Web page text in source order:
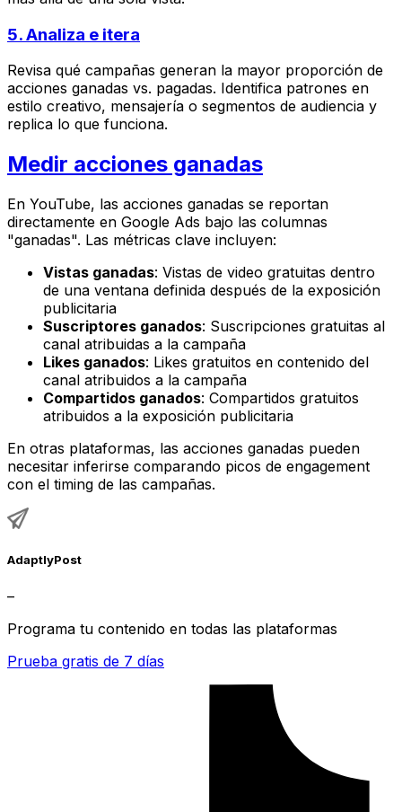
5. Analiza e itera
Revisa qué campañas generan la mayor proporción de
acciones ganadas vs. pagadas. Identifica patrones en
estilo creativo, mensajería o segmentos de audiencia y
replica lo que funciona.
Medir acciones ganadas
En YouTube, las acciones ganadas se reportan
directamente en Google Ads bajo las columnas
"ganadas". Las métricas clave incluyen:
Vistas ganadas: Vistas de video gratuitas dentro
de una ventana definida después de la exposición
publicitaria
Suscriptores ganados: Suscripciones gratuitas al
canal atribuidas a la campaña
Likes ganados: Likes gratuitos en contenido del
canal atribuidos a la campaña
Compartidos ganados: Compartidos gratuitos
atribuidos a la exposición publicitaria
En otras plataformas, las acciones ganadas pueden
necesitar inferirse comparando picos de engagement
con el timing de las campañas.
AdaptlyPost
–
Programa tu contenido en todas las plataformas
Prueba gratis de 7 días